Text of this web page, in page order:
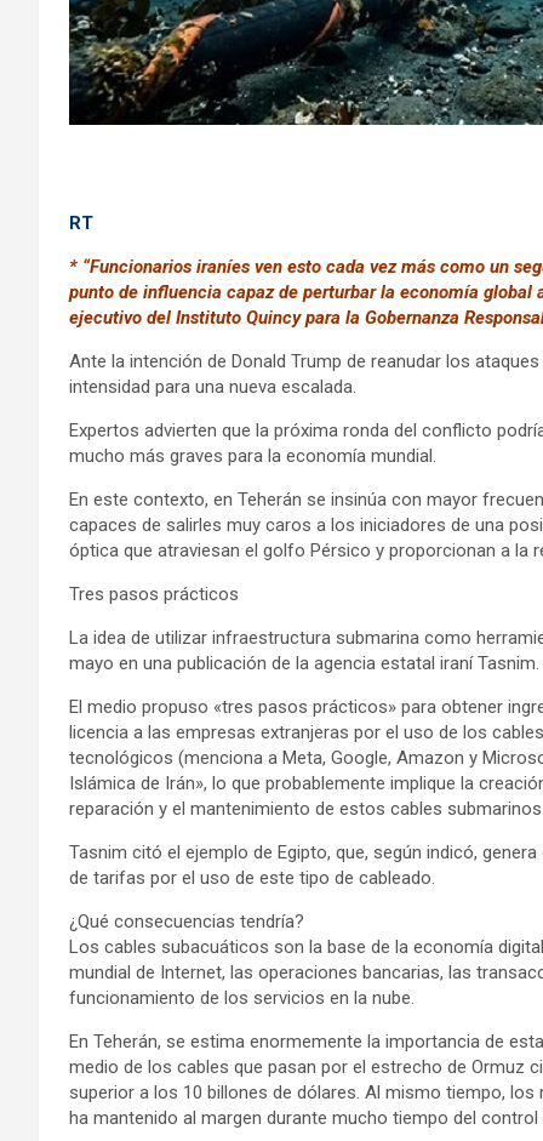
RT
* “Funcionarios iraníes ven esto cada vez más como un
punto de influencia capaz de perturbar la economía
ejecutivo del Instituto Quincy para la Gobernanza
Ante la intención de Donald Trump de reanudar los
intensidad para una nueva escalada.
Expertos advierten que la próxima ronda del conflicto
mucho más graves para la economía mundial.
En este contexto, en Teherán se insinúa con mayor
capaces de salirles muy caros a los iniciadores de una
óptica que atraviesan el golfo Pérsico y proporcionan a la
Tres pasos prácticos
La idea de utilizar infraestructura submarina como
mayo en una publicación de la agencia estatal iraní Tasnim.
El medio propuso «tres pasos prácticos» para obtener
licencia a las empresas extranjeras por el uso de los
tecnológicos (menciona a Meta, Google, Amazon y
Islámica de Irán», lo que probablemente implique la
reparación y el mantenimiento de estos cables submarinos.
Tasnim citó el ejemplo de Egipto, que, según indicó,
de tarifas por el uso de este tipo de cableado.
¿Qué consecuencias tendría?
Los cables subacuáticos son la base de la economía
mundial de Internet, las operaciones bancarias, las
funcionamiento de los servicios en la nube.
En Teherán, se estima enormemente la importancia de
medio de los cables que pasan por el estrecho de Ormuz
superior a los 10 billones de dólares. Al mismo tiempo,
ha mantenido al margen durante mucho tiempo del